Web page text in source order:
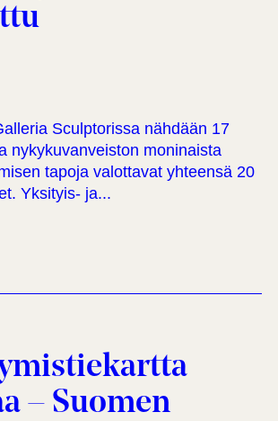
Sculptorissa nähdään 17
nykykuvanveiston moninaista
tapoja valottavat yhteensä 20
Yksityis- ja...
– Suomen